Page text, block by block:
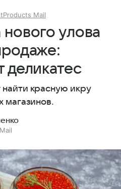
Mail
улова
деликатес
найти красную икру
магазинов.